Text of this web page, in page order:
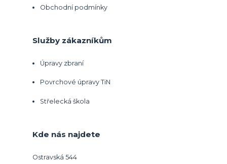
Obchodní podmínky
Služby zákazníkům
Úpravy zbraní
Povrchové úpravy TiN
Střelecká škola
Kde nás najdete
Ostravská 544